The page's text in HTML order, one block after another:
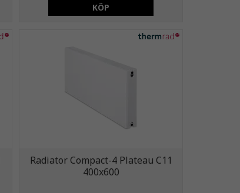
KÖP
Radiator Compact-4 Plateau C11
400x600